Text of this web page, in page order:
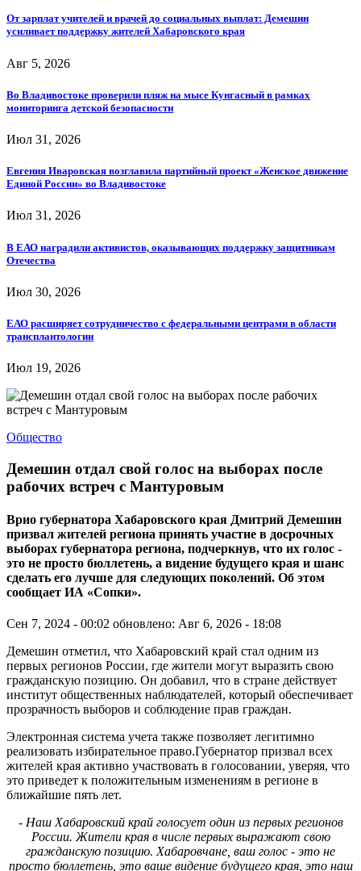
От зарплат учителей и врачей до социальных выплат: Демешин
усиливает поддержку жителей Хабаровского края
Авг 5, 2026
Во Владивостоке проверили пляж на мысе Кунгасный в рамках
мониторинга детской безопасности
Июл 31, 2026
Евгения Иваровская возглавила партийный проект «Женское движение
Единой России» во Владивостоке
Июл 31, 2026
В ЕАО наградили активистов, оказывающих поддержку защитникам
Отечества
Июл 30, 2026
ЕАО расширяет сотрудничество с федеральными центрами в области
трансплантологии
Июл 19, 2026
Общество
Демешин отдал свой голос на выборах после
рабочих встреч с Мантуровым
Врио губернатора Хабаровского края Дмитрий Демешин
призвал жителей региона принять участие в досрочных
выборах губернатора региона, подчеркнув, что их голос -
это не просто бюллетень, а видение будущего края и шанс
сделать его лучше для следующих поколений. Об этом
сообщает ИА «Сопки».
Сен 7, 2024 - 00:02 обновлено: Авг 6, 2026 - 18:08
Демешин отметил, что Хабаровский край стал одним из
первых регионов России, где жители могут выразить свою
гражданскую позицию. Он добавил, что в стране действует
институт общественных наблюдателей, который обеспечивает
прозрачность выборов и соблюдение прав граждан.
Электронная система учета также позволяет легитимно
реализовать избирательное право.Губернатор призвал всех
жителей края активно участвовать в голосовании, уверяя, что
это приведет к положительным изменениям в регионе в
ближайшие пять лет.
- Наш Хабаровский край голосует один из первых регионов
России. Жители края в числе первых выражают свою
гражданскую позицию. Хабаровчане, ваш голос - это не
просто бюллетень, это ваше видение будущего края, это наш